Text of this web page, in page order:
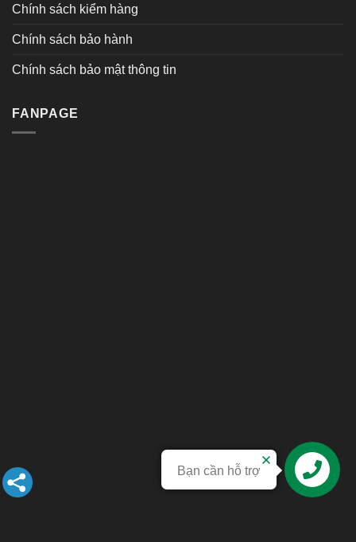
Chính sách kiểm hàng
Chính sách bảo hành
Chính sách bảo mật thông tin
FANPAGE
Liên hệ
Bạn cần hỗ trợ